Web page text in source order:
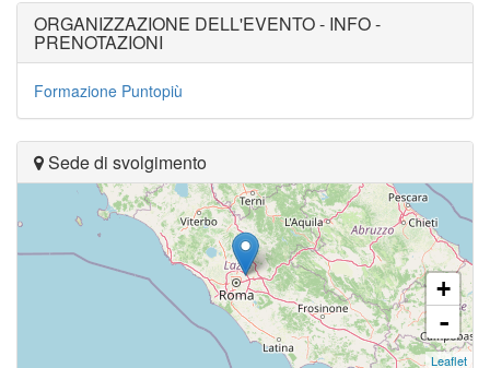
ORGANIZZAZIONE DELL'EVENTO - INFO -
PRENOTAZIONI
Formazione Puntopiù
Sede di svolgimento
+
-
Leaflet